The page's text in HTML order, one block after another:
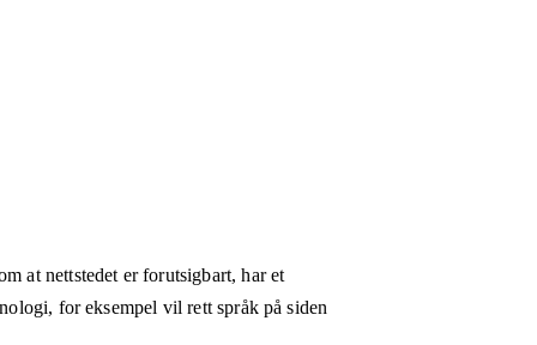
at nettstedet er forutsigbart, har et
for eksempel vil rett språk på siden